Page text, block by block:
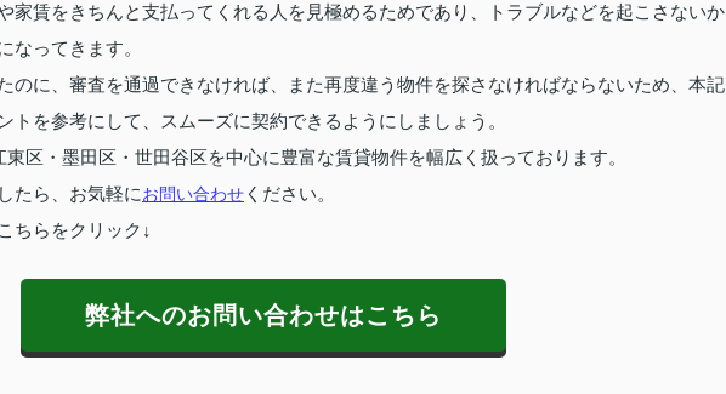
家賃をきちんと支払ってくれる人を見極めるためであり、トラブルなどを起こさないか
なってきます。
のに、審査を通過できなければ、また再度違う物件を探さなければならないため、本記
トを参考にして、スムーズに契約できるようにしましょう。
東区・墨田区・世田谷区を中心に豊富な賃貸物件を幅広く扱っております。
たら、お気軽にお問い合わせ ください。
ちらをクリック↓
弊社へのお問い合わせはこちら